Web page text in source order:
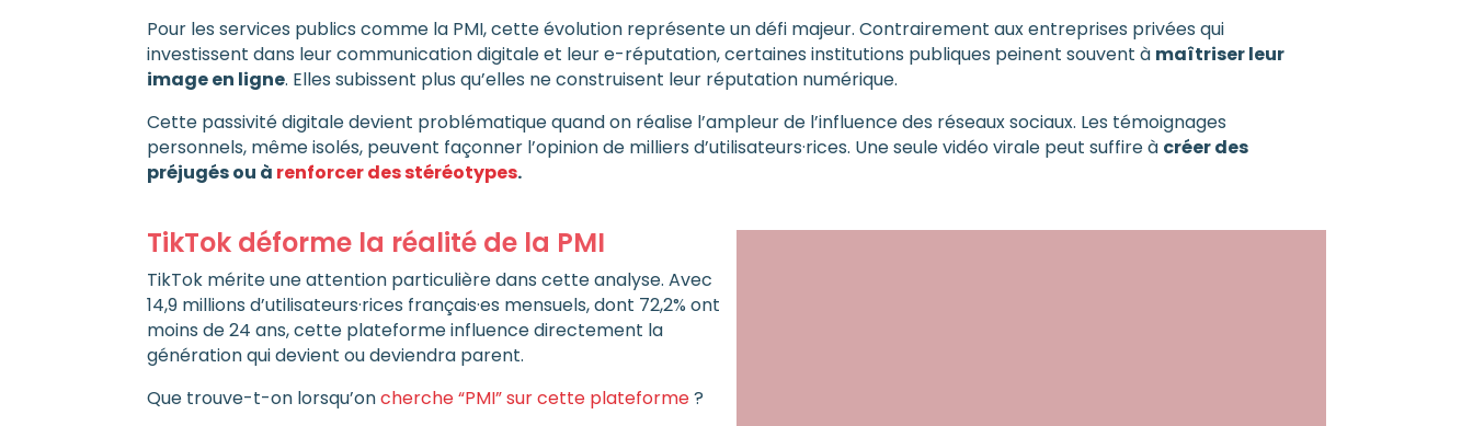
Pour les services publics comme la PMI, cette évolution représente un défi majeur. Contrairement aux entreprises privées qui
investissent dans leur communication digitale et leur e-réputation, certaines institutions publiques peinent souvent à maîtriser leur
image en ligne. Elles subissent plus qu’elles ne construisent leur réputation numérique.
Cette passivité digitale devient problématique quand on réalise l’ampleur de l’influence des réseaux sociaux. Les témoignages
personnels, même isolés, peuvent façonner l’opinion de milliers d’utilisateurs·rices. Une seule vidéo virale peut suffire à créer des
préjugés ou à renforcer des stéréotypes.
TikTok déforme la réalité de la PMI
TikTok mérite une attention particulière dans cette analyse. Avec
14,9 millions d’utilisateurs·rices français·es mensuels, dont 72,2% ont
moins de 24 ans, cette plateforme influence directement la
génération qui devient ou deviendra parent.
Que trouve-t-on lorsqu’oncherche “PMI” sur cette plateforme?